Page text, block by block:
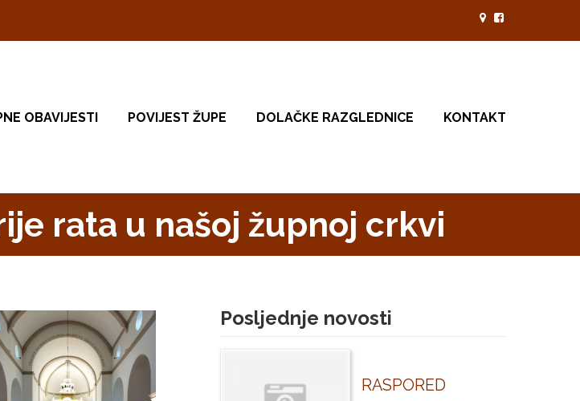
OBAVIJESTI POVIJEST ŽUPE DOLAČKE RAZGLEDNICE KONTAKT
rata u našoj župnoj crkvi
Posljednje novosti
RASPORED